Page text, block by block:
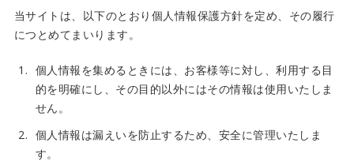
当サイトは、以下のとおり個人情報保護方針を定め、その履行
につとめてまいります。
個人情報を集めるときには、お客様等に対し、利用する目
的を明確にし、その目的以外にはその情報は使用いたしま
せん。
個人情報は漏えいを防止するため、安全に管理いたしま
す。